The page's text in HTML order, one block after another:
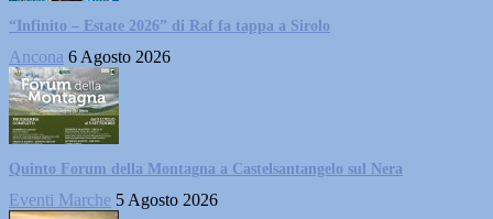
“Infinito – Estate 2026” di Raf fa tappa a Sirolo
Ancona 6 Agosto 2026
Quinto Forum della Montagna a Castelsantangelo sul Nera
Eventi Marche 5 Agosto 2026